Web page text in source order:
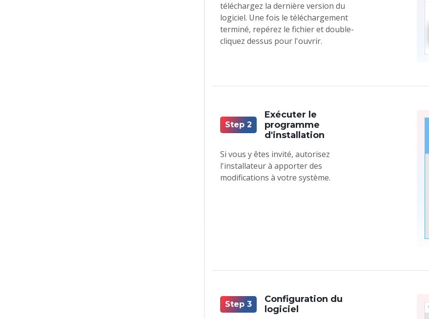
téléchargez la dernière version du
logiciel. Une fois le téléchargement
terminé, repérez le fichier et double-
cliquez dessus pour l'ouvrir.
Step 2
Exécuter le
programme
d'installation
Si vous y êtes invité, autorisez
l'installateur à apporter des
modifications à votre système.
Step 3
Configuration du
logiciel